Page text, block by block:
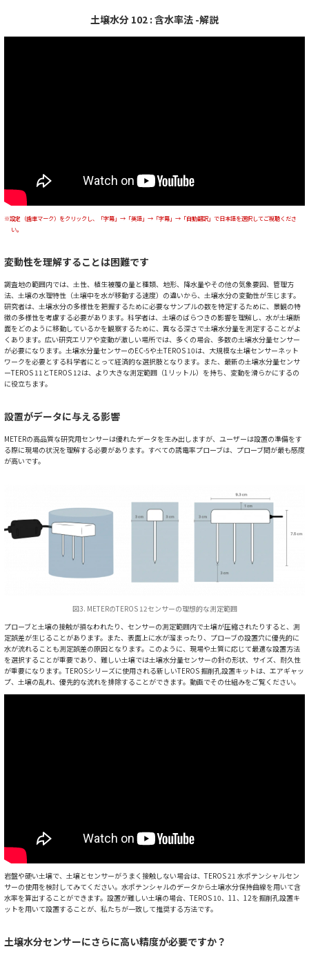
土壌水分 102 : 含水率法 -解説
※設定（歯車マーク）をクリックし、「字幕」→「英語」→「字幕」→「自動翻訳」で日本語を選択してご視聴くださ
い。
変動性を理解することは困難です
調査地の範囲内では、土性、植生被覆の量と種類、地形、降水量やその他の気象要因、管理方
法、土壌の水理特性（土壌中を水が移動する速度）の違いから、土壌水分の変動性が生じます。
研究者は、土壌水分の多様性を把握するために必要なサンプルの数を特定するために、景観の特
徴の多様性を考慮する必要があります。科学者は、土壌のばらつきの影響を理解し、水が土壌断
面をどのように移動しているかを観察するために、異なる深さで土壌水分量を測定することがよ
くあります。広い研究エリアや変動が激しい場所では、多くの場合、多数の土壌水分量センサー
が必要になります。土壌水分量センサーのEC-5や土TEROS 10は、大規模な土壌センサーネット
ワークを必要とする科学者にとって経済的な選択肢となります。また、最新の土壌水分量センサ
ーTEROS 11とTEROS 12は、より大きな測定範囲（1リットル）を持ち、変動を滑らかにするの
に役立ちます。
設置がデータに与える影響
METERの高品質な研究用センサーは優れたデータを生み出しますが、ユーザーは設置の準備をす
る際に現場の状況を理解する必要があります。すべての誘電率プローブは、プローブ間が最も感度
が高いです。
図3. METERのTEROS 12センサーの理想的な測定範囲
プローブと土壌の接触が損なわれたり、センサーの測定範囲内で土壌が圧縮されたりすると、測
定誤差が生じることがあります。また、表面上に水が溜まったり、プローブの設置穴に優先的に
水が流れることも測定誤差の原因となります。このように、現場や土質に応じて最適な設置方法
を選択することが重要であり、難しい土壌では土壌水分量センサーの針の形状、サイズ、耐久性
が重要になります。TEROSシリーズに使用される新しいTEROS 掘削孔設置キットは、エアギャッ
プ、土壌の乱れ、優先的な流れを排除することができます。動画でその仕組みをご覧ください。
岩盤や硬い土壌で、土壌とセンサーがうまく接触しない場合は、TEROS 21 水ポテンシャルセン
サーの使用を検討してみてください。水ポテンシャルのデータから土壌水分保持曲線を用いて含
水率を算出することができます。設置が難しい土壌の場合、TEROS 10、11、12を掘削孔設置キ
ットを用いて設置することが、私たちが一致して推奨する方法です。
土壌水分センサーにさらに高い精度が必要ですか？